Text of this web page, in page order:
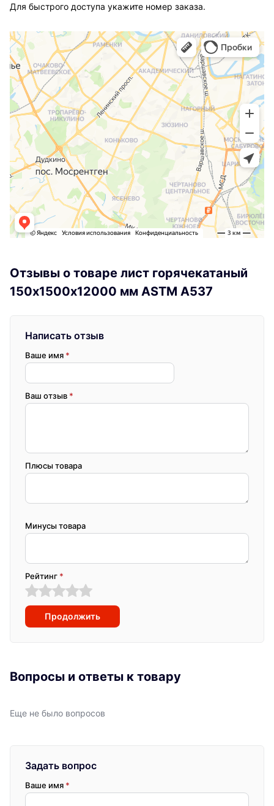
Для быстрого доступа укажите номер заказа.
Отзывы о товаре лист горячекатаный
150х1500х12000 мм ASTM A537
Написать отзыв
Ваше имя *
Ваш отзыв *
Плюсы товара
Минусы товара
Рейтинг *
Продолжить
Вопросы и ответы к товару
Еще не было вопросов
Задать вопрос
Ваше имя *